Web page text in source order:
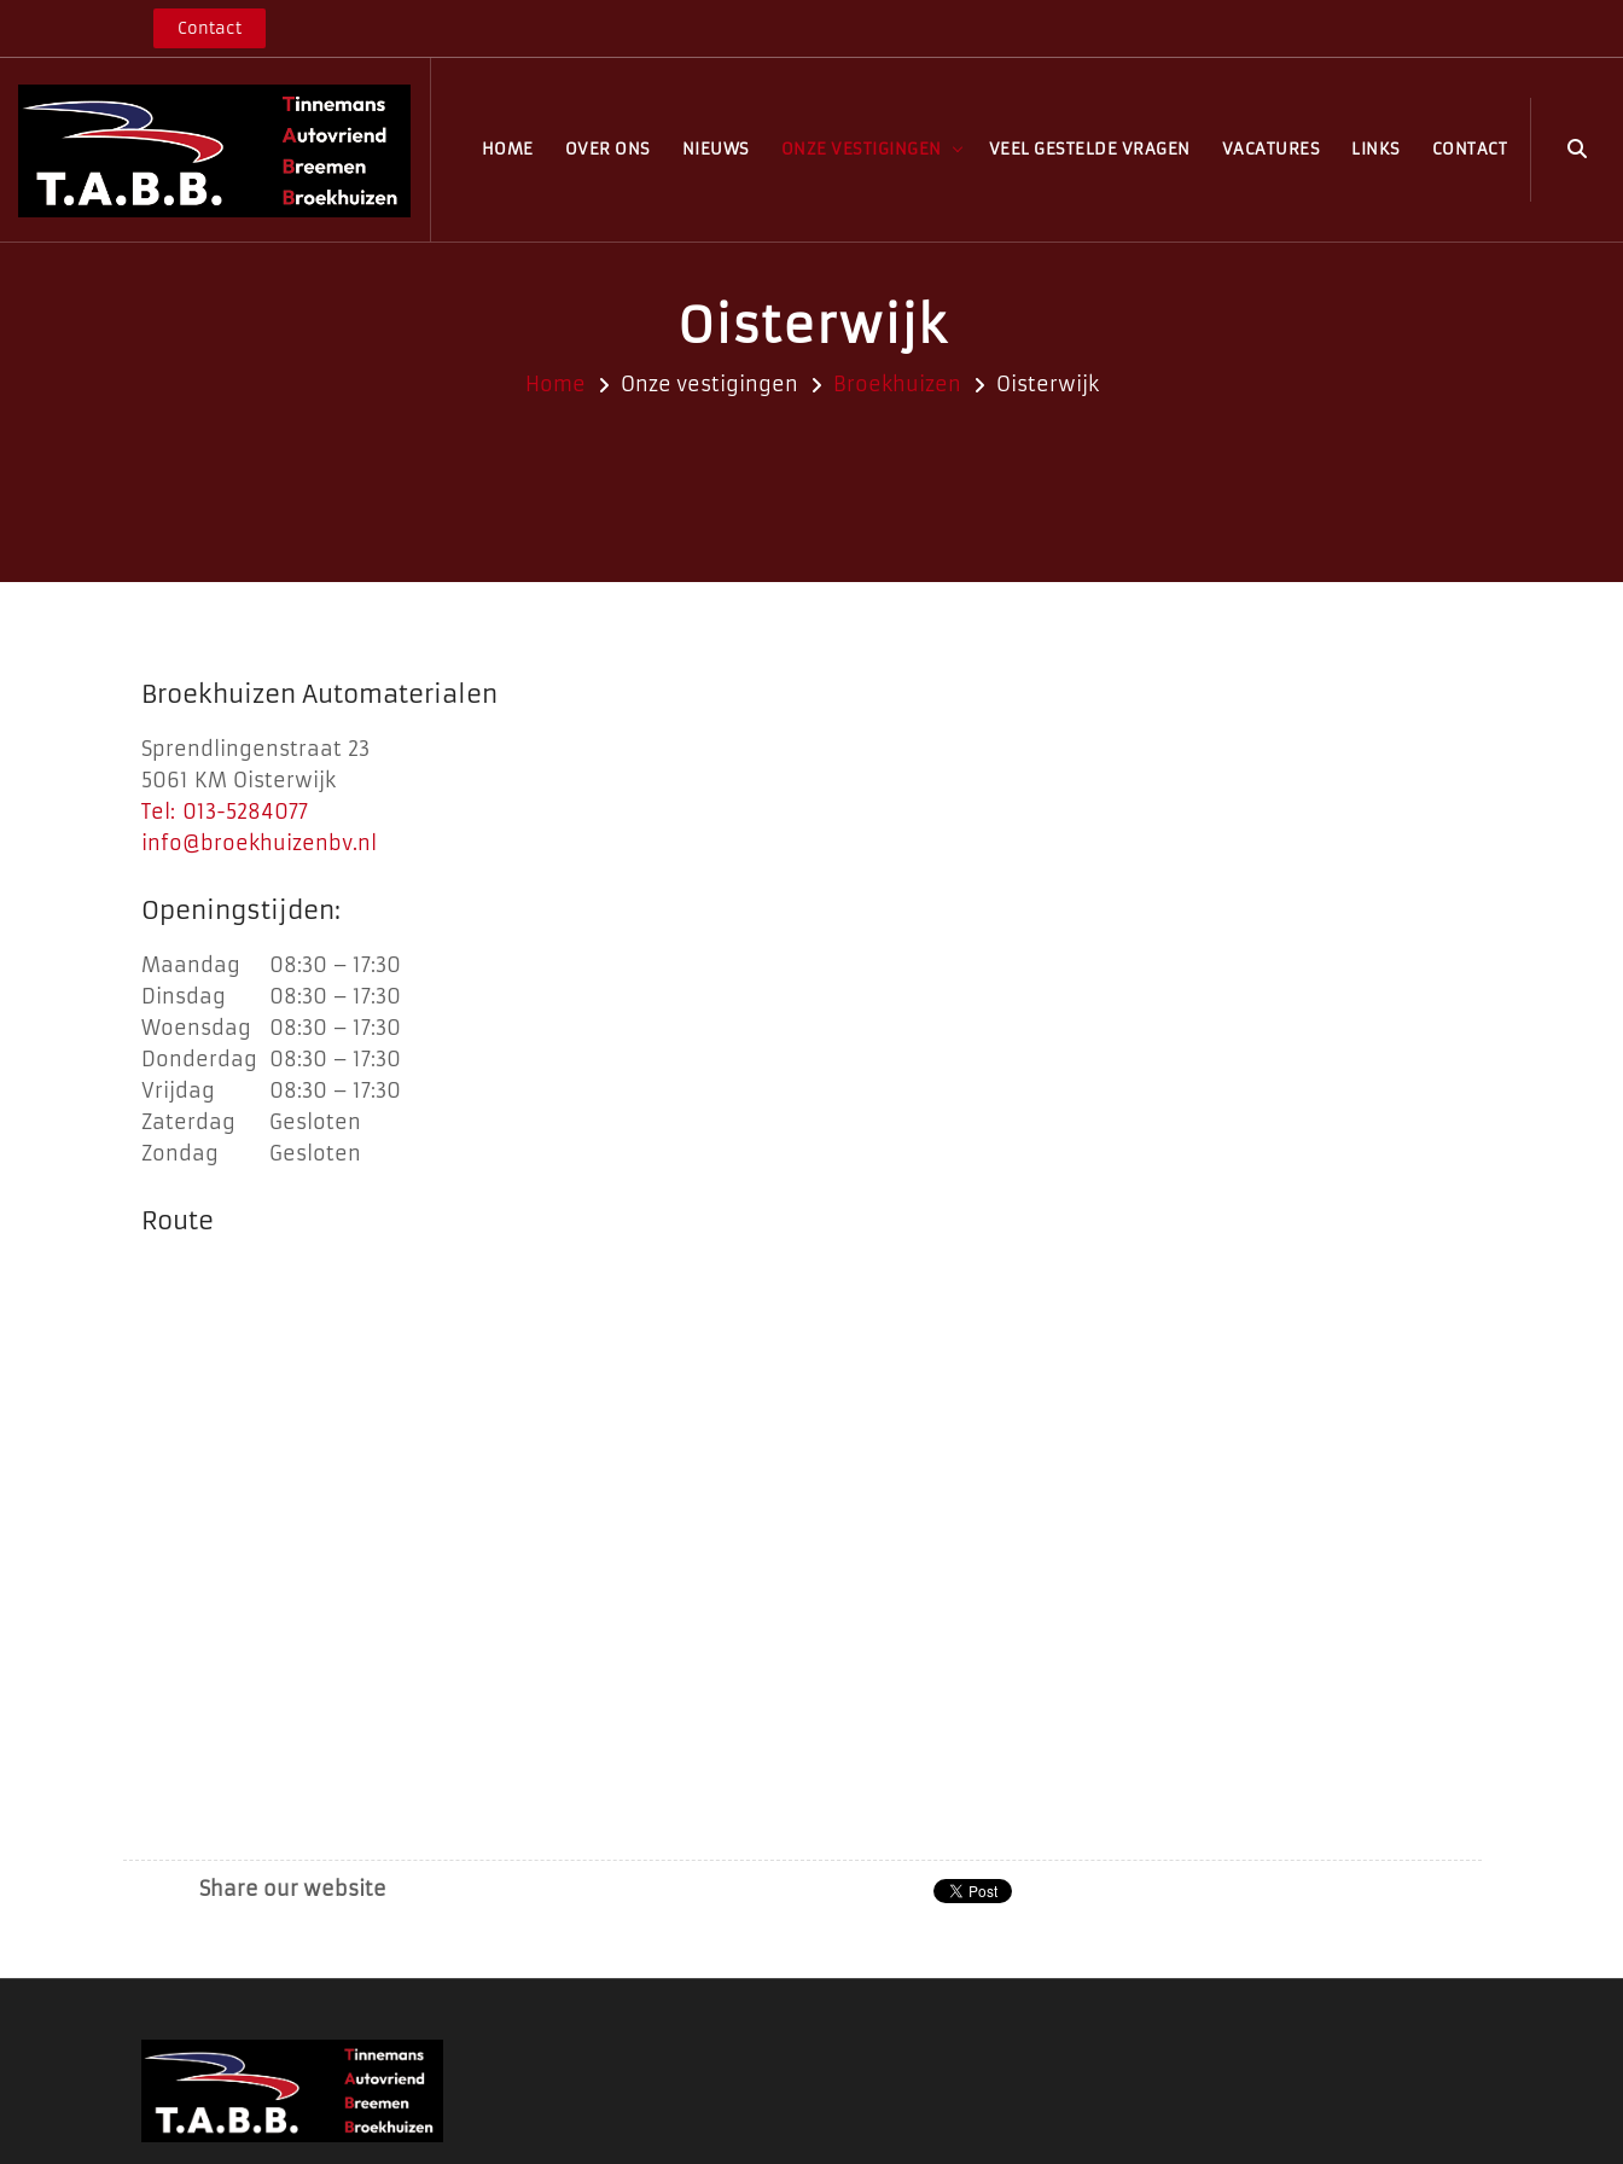
Contact
HOME OVER ONS NIEUWS ONZE VESTIGINGEN VEEL GESTELDE VRAGEN VACATURES LINKS CONTACT
Oisterwijk
Home Onze vestigingen Broekhuizen Oisterwijk
Broekhuizen Automaterialen
Sprendlingenstraat 23
5061 KM Oisterwijk
Tel: 013-5284077
info@broekhuizenbv.nl
Openingstijden:
Maandag
08:30 – 17:30
Dinsdag
08:30 – 17:30
Woensdag
08:30 – 17:30
Donderdag 08:30 – 17:30
Vrijdag
08:30 – 17:30
Zaterdag
Gesloten
Zondag
Gesloten
Route
Share our website